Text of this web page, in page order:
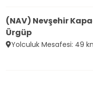
(NAV) Nevşehir
Ürgüp
Yolculuk Mesafesi: 49